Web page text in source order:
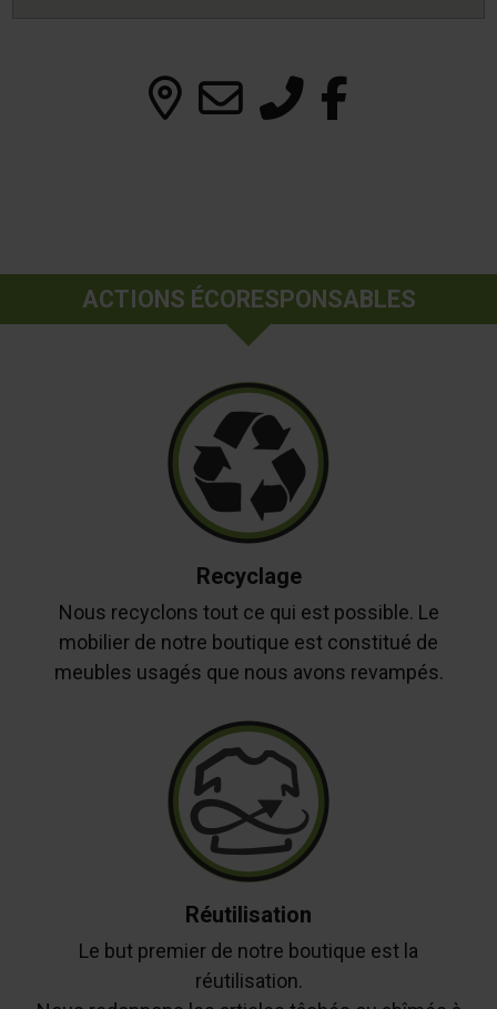
ACTIONS ÉCORESPONSABLES
Recyclage
Nous recyclons tout ce qui est possible. Le
mobilier de notre boutique est constitué de
meubles usagés que nous avons revampés.
Réutilisation
Le but premier de notre boutique est la
réutilisation.